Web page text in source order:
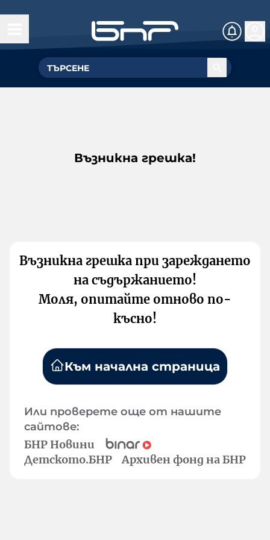
Възникна грешка!
Възникна грешка при зареждането
на съдържанието!
Моля, опитайте отново по-
късно!
Към начална страница
Или проверете още от нашите
сайтове:
БНР Новини
Детското.БНР
Архивен фонд на БНР